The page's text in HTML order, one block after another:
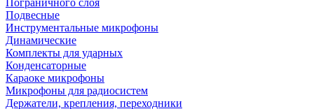
Пограничного слоя
Подвесные
Инструментальные микрофоны
Динамические
Комплекты для ударных
Конденсаторные
Караоке микрофоны
Микрофоны для радиосистем
Держатели, крепления, переходники